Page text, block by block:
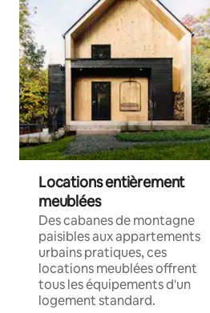
Locations entièrement
meublées
Des cabanes de montagne
paisibles aux appartements
urbains pratiques, ces
locations meublées offrent
tous les équipements d'un
logement standard.